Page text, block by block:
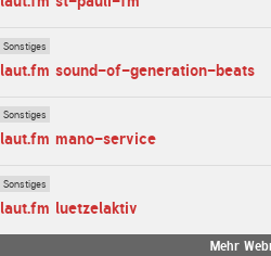
Sonstiges
laut.fm sound-of-generation-beats
Sonstiges
laut.fm mano-service
Sonstiges
laut.fm luetzelaktiv
Mehr